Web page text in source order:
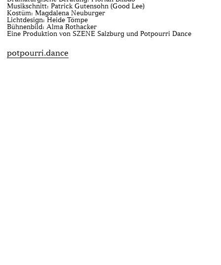
Musikschnitt: Patrick Gutensohn (Good Lee)
Kostüm: Magdalena Neuburger
Lichtdesign: Heide Tömpe
Bühnenbild: Alma Rothacker
Eine Produktion von SZENE Salzburg und Potpourri Dance
potpourri.dance